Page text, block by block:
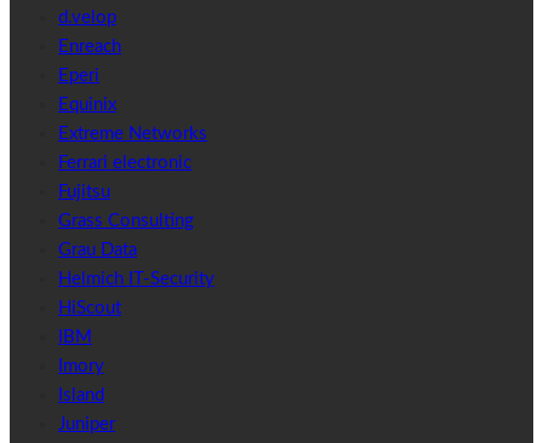
d.velop
Enreach
Eperi
Equinix
Extreme Networks
Ferrari electronic
Fujitsu
Grass Consulting
Grau Data
Helmich IT-Security
HiScout
IBM
Imory
Island
Juniper